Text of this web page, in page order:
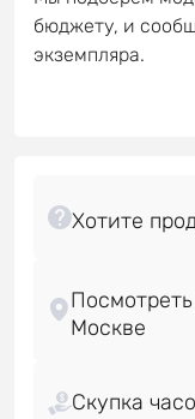
бюджету, и
экземпляра.
Скупка